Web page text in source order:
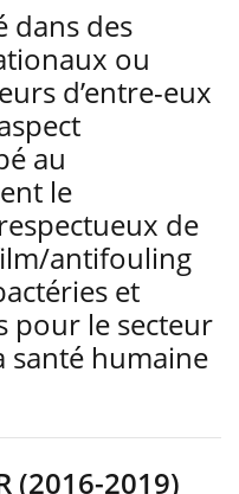
dans des
ou
d’entre-eux
au
le
de
antifouling
et
pour le secteur
santé humaine
(2016-2019)